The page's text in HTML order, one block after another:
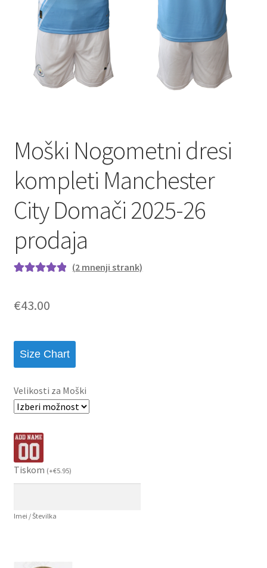
Moški Nogometni dresi
kompleti Manchester
City Domači 2025-26
prodaja
podlagi ocene
(2 mnenji strank)
€43.00
Size Chart
Velikosti za Moški
Tiskom (+€5.95)
Imei / Številka